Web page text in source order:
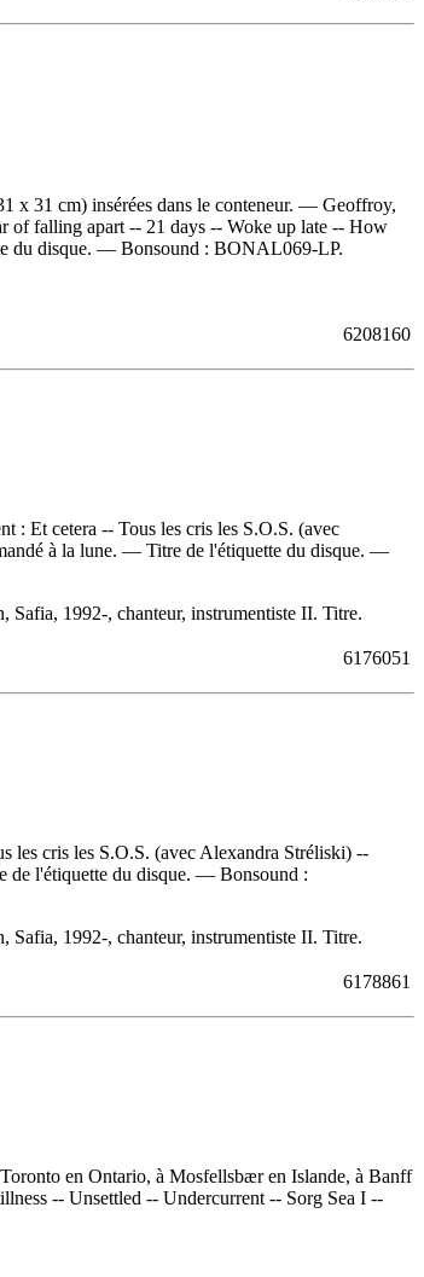
x 31 cm) insérées dans le conteneur. — Geoffroy,
of falling apart -- 21 days -- Woke up late -- How
du disque. — Bonsound : BONAL069-LP.
6208160
: Et cetera -- Tous les cris les S.O.S. (avec
à la lune. — Titre de l'étiquette du disque. —
1992-, chanteur, instrumentiste II. Titre.
6176051
les cris les S.O.S. (avec Alexandra Stréliski) --
de l'étiquette du disque. — Bonsound :
1992-, chanteur, instrumentiste II. Titre.
6178861
en Ontario, à Mosfellsbær en Islande, à Banff
-- Unsettled -- Undercurrent -- Sorg Sea I --